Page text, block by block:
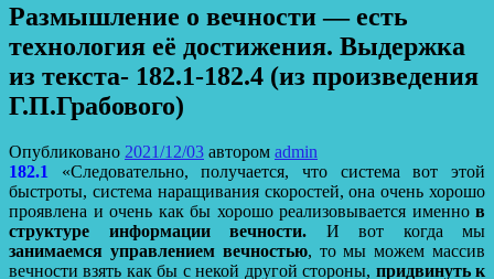
Размышление о вечности — есть
технология её достижения. Выдержка
из текста- 182.1-182.4 (из произведения
Г.П.Грабового)
Опубликовано 2021/12/03 автором admin
182.1 «Следовательно, получается, что система вот этой
быстроты, система наращивания скоростей, она очень хорошо
проявлена и очень как бы хорошо реализовывается именно в
структуре информации вечности. И вот когда мы
занимаемся управлением вечностью, то мы можем массив
вечности взять как бы с некой другой стороны, придвинуть к